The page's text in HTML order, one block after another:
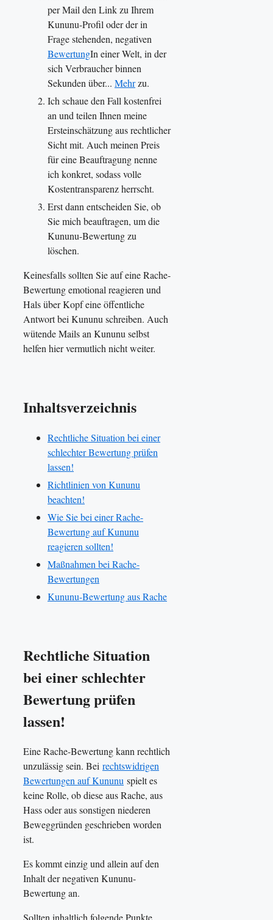
per Mail den Link zu Ihrem
Kununu-Profil oder der in
Frage stehenden, negativen
BewertungIn einer Welt, in der
sich Verbraucher binnen
Sekunden über... Mehrzu.
Ich schaue den Fall kostenfrei
an und teilen Ihnen meine
Ersteinschätzung aus rechtlicher
Sicht mit. Auch meinen Preis
für eine Beauftragung nenne
ich konkret, sodass volle
Kostentransparenz herrscht.
Erst dann entscheiden Sie, ob
Sie mich beauftragen, um die
Kununu-Bewertung zu
löschen.
Keinesfalls sollten Sie auf eine Rache-
Bewertung emotional reagieren und
Hals über Kopf eine öffentliche
Antwort bei Kununu schreiben. Auch
wütende Mails an Kununu selbst
helfen hier vermutlich nicht weiter.
Inhaltsverzeichnis
Rechtliche Situation bei einer
schlechter Bewertung prüfen
lassen!
Richtlinien von Kununu
beachten!
Wie Sie bei einer Rache-
Bewertung auf Kununu
reagieren sollten!
Maßnahmen bei Rache-
Bewertungen
Kununu-Bewertung aus Rache
Rechtliche Situation
bei einer schlechter
Bewertung prüfen
lassen!
Eine Rache-Bewertung kann rechtlich
unzulässig sein. Bei rechtswidrigen
Bewertungen auf Kununu spielt es
keine Rolle, ob diese aus Rache, aus
Hass oder aus sonstigen niederen
Beweggründen geschrieben worden
ist.
Es kommt einzig und allein auf den
Inhalt der negativen Kununu-
Bewertung an.